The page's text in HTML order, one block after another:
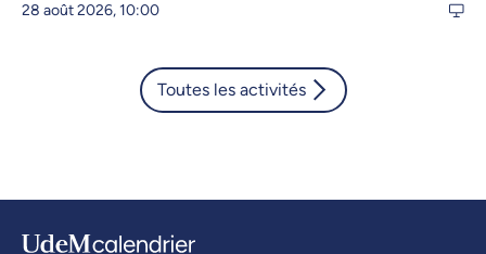
28 août 2026, 10:00
Toutes les activités